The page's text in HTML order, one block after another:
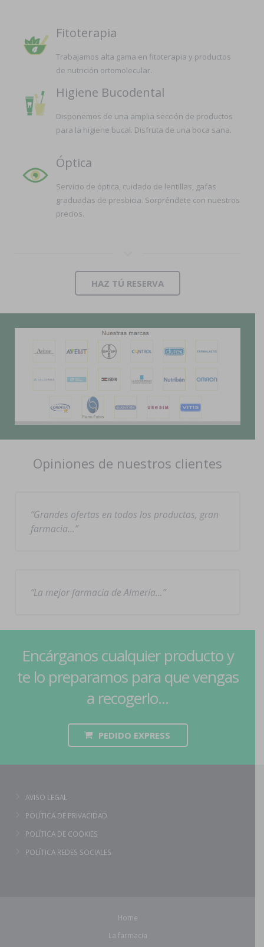
Fitoterapia
Trabajamos alta gama en fitoterapia y productos
de nutrición ortomolecular.
Higiene Bucodental
Disponemos de una amplia sección de productos
para la higiene bucal. Disfruta de una boca sana.
Óptica
Servicio de óptica, cuidado de lentillas, gafas
graduadas de presbicia. Sorpréndete con nuestros
precios.
HAZ TÚ RESERVA
Opiniones de nuestros clientes
Grandes ofertas en todos los productos, gran
farmacia…
La mejor farmacia de Almería…
Encárganos cualquier producto y
te lo preparamos para que vengas
a recogerlo...
PEDIDO EXPRESS
AVISO LEGAL
POLÍTICA DE PRIVACIDAD
POLÍTICA DE COOKIES
POLÍTICA REDES SOCIALES
Home
La farmacia